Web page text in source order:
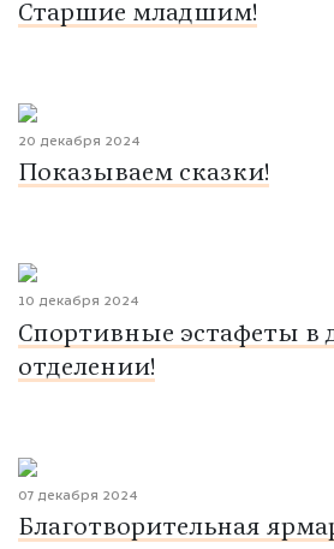
Старшие младшим!
20 декабря 2024
Показываем сказки!
10 декабря 2024
Спортивные эстафеты в
отделении!
07 декабря 2024
Благотворительная